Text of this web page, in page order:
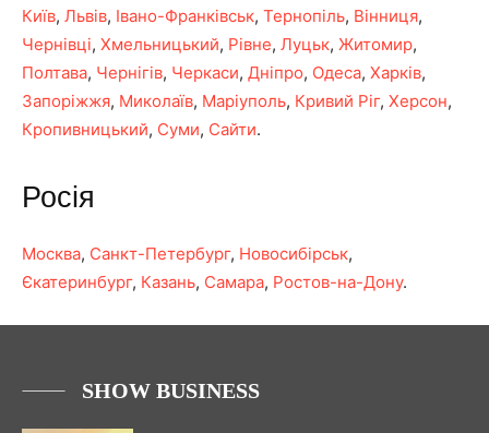
Київ, Львів, Івано-Франківськ, Тернопіль, Вінниця,
Чернівці, Хмельницький, Рівне, Луцьк, Житомир,
Полтава, Чернігів, Черкаси, Дніпро, Одеса, Харків,
Запоріжжя, Миколаїв, Маріуполь, Кривий Ріг, Херсон,
Кропивницький, Суми, Сайти.
Росія
Москва, Санкт-Петербург, Новосибірськ,
Єкатеринбург, Казань, Самара, Ростов-на-Дону.
SHOW BUSINESS